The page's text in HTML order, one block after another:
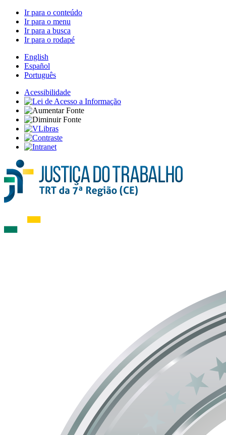
Ir para o conteúdo
Ir para o menu
Ir para a busca
Ir para o rodapé
English
Español
Português
Acessibilidade